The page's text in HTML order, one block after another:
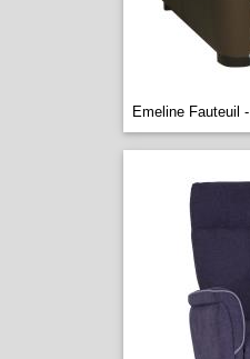
Emeline Fauteuil -